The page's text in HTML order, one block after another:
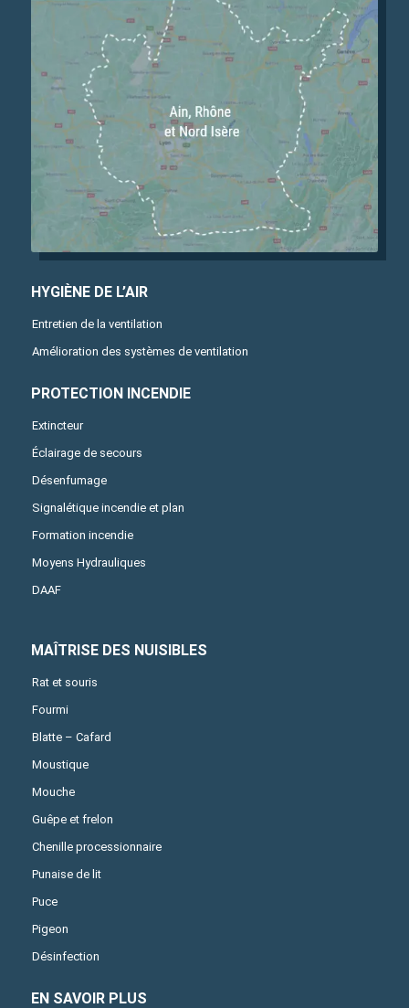
HYGIÈNE DE L’AIR
Entretien de la ventilation
Amélioration des systèmes de ventilation
PROTECTION INCENDIE
Extincteur
Éclairage de secours
Désenfumage
Signalétique incendie et plan
Formation incendie
Moyens Hydrauliques
DAAF
MAÎTRISE DES NUISIBLES
Rat et souris
Fourmi
Blatte – Cafard
Moustique
Mouche
Guêpe et frelon
Chenille processionnaire
Punaise de lit
Puce
Pigeon
Désinfection
EN SAVOIR PLUS